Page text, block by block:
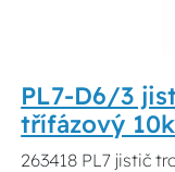
PL7-D6/3
třífázový
263418 PL7 jistič